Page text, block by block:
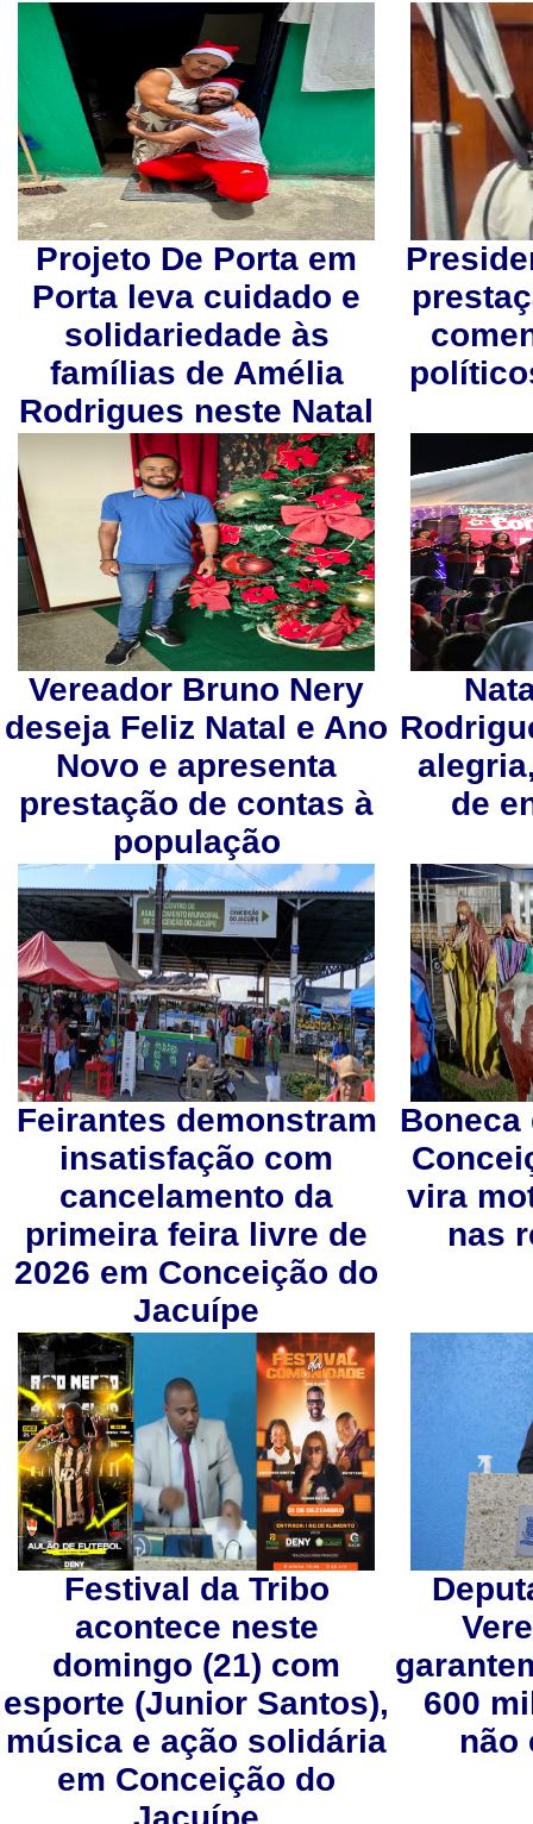
Projeto De Porta em
Porta leva cuidado e
solidariedade às
famílias de Amélia
Rodrigues neste Natal
Vereador Bruno Nery
deseja Feliz Natal e Ano
Novo e apresenta
prestação de contas à
população
de
Feirantes demonstram
insatisfação com
cancelamento da
primeira feira livre de
2026 em Conceição do
Jacuípe
Boneca
vira
nas
Festival da Tribo
acontece neste
domingo (21) com
esporte (Junior Santos),
música e ação solidária
em Conceição do
600
não